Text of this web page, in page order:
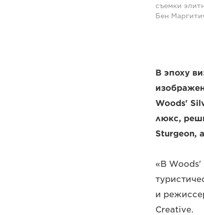
съемки
Бен
В эпоху
Woods'
люкс,
Sturgeon,
«В
и
Creative.